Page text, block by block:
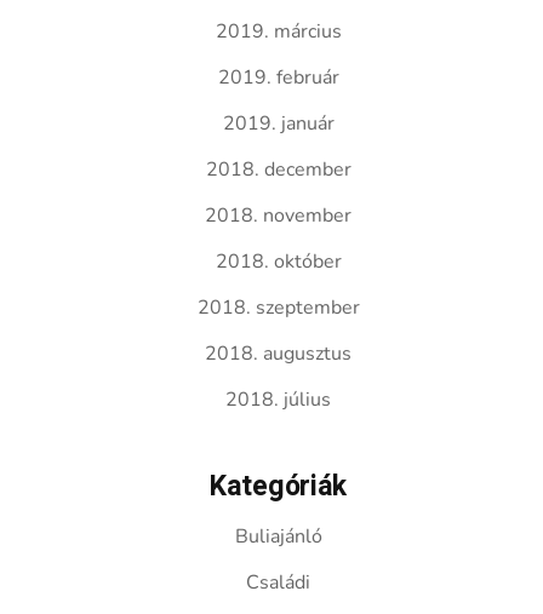
2019. március
2019. február
2019. január
2018. december
2018. november
2018. október
2018. szeptember
2018. augusztus
2018. július
Kategóriák
Buliajánló
Családi